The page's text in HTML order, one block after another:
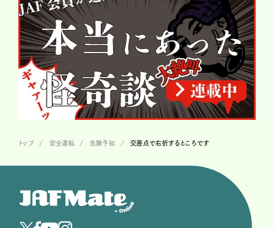
トップ 安全運転 危険予知 交差点で右折するところです